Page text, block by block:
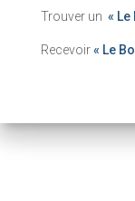
Trouver un «
Recevoir« Le